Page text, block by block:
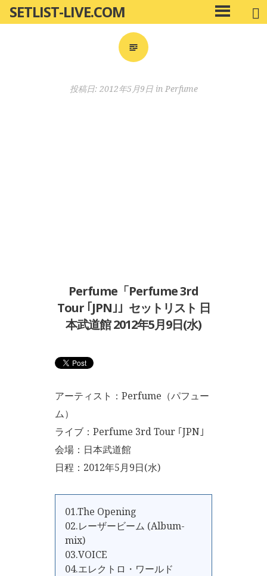
ン
SETLIST-LIVE.COM
メ
イ
投稿日: 2012年5月9日in Perfume
Perfume「Perfume 3rd
Tour ｢JPN｣」セットリスト 日
本武道館 2012年5月9日(水)
アーティスト：Perfume（パフュー
ム）
ライブ：Perfume 3rd Tour ｢JPN｣
会場：日本武道館
日程：2012年5月9日(水)
01.The Opening
02.レーザービーム (Album-
mix)
03.VOICE
04.エレクトロ・ワールド